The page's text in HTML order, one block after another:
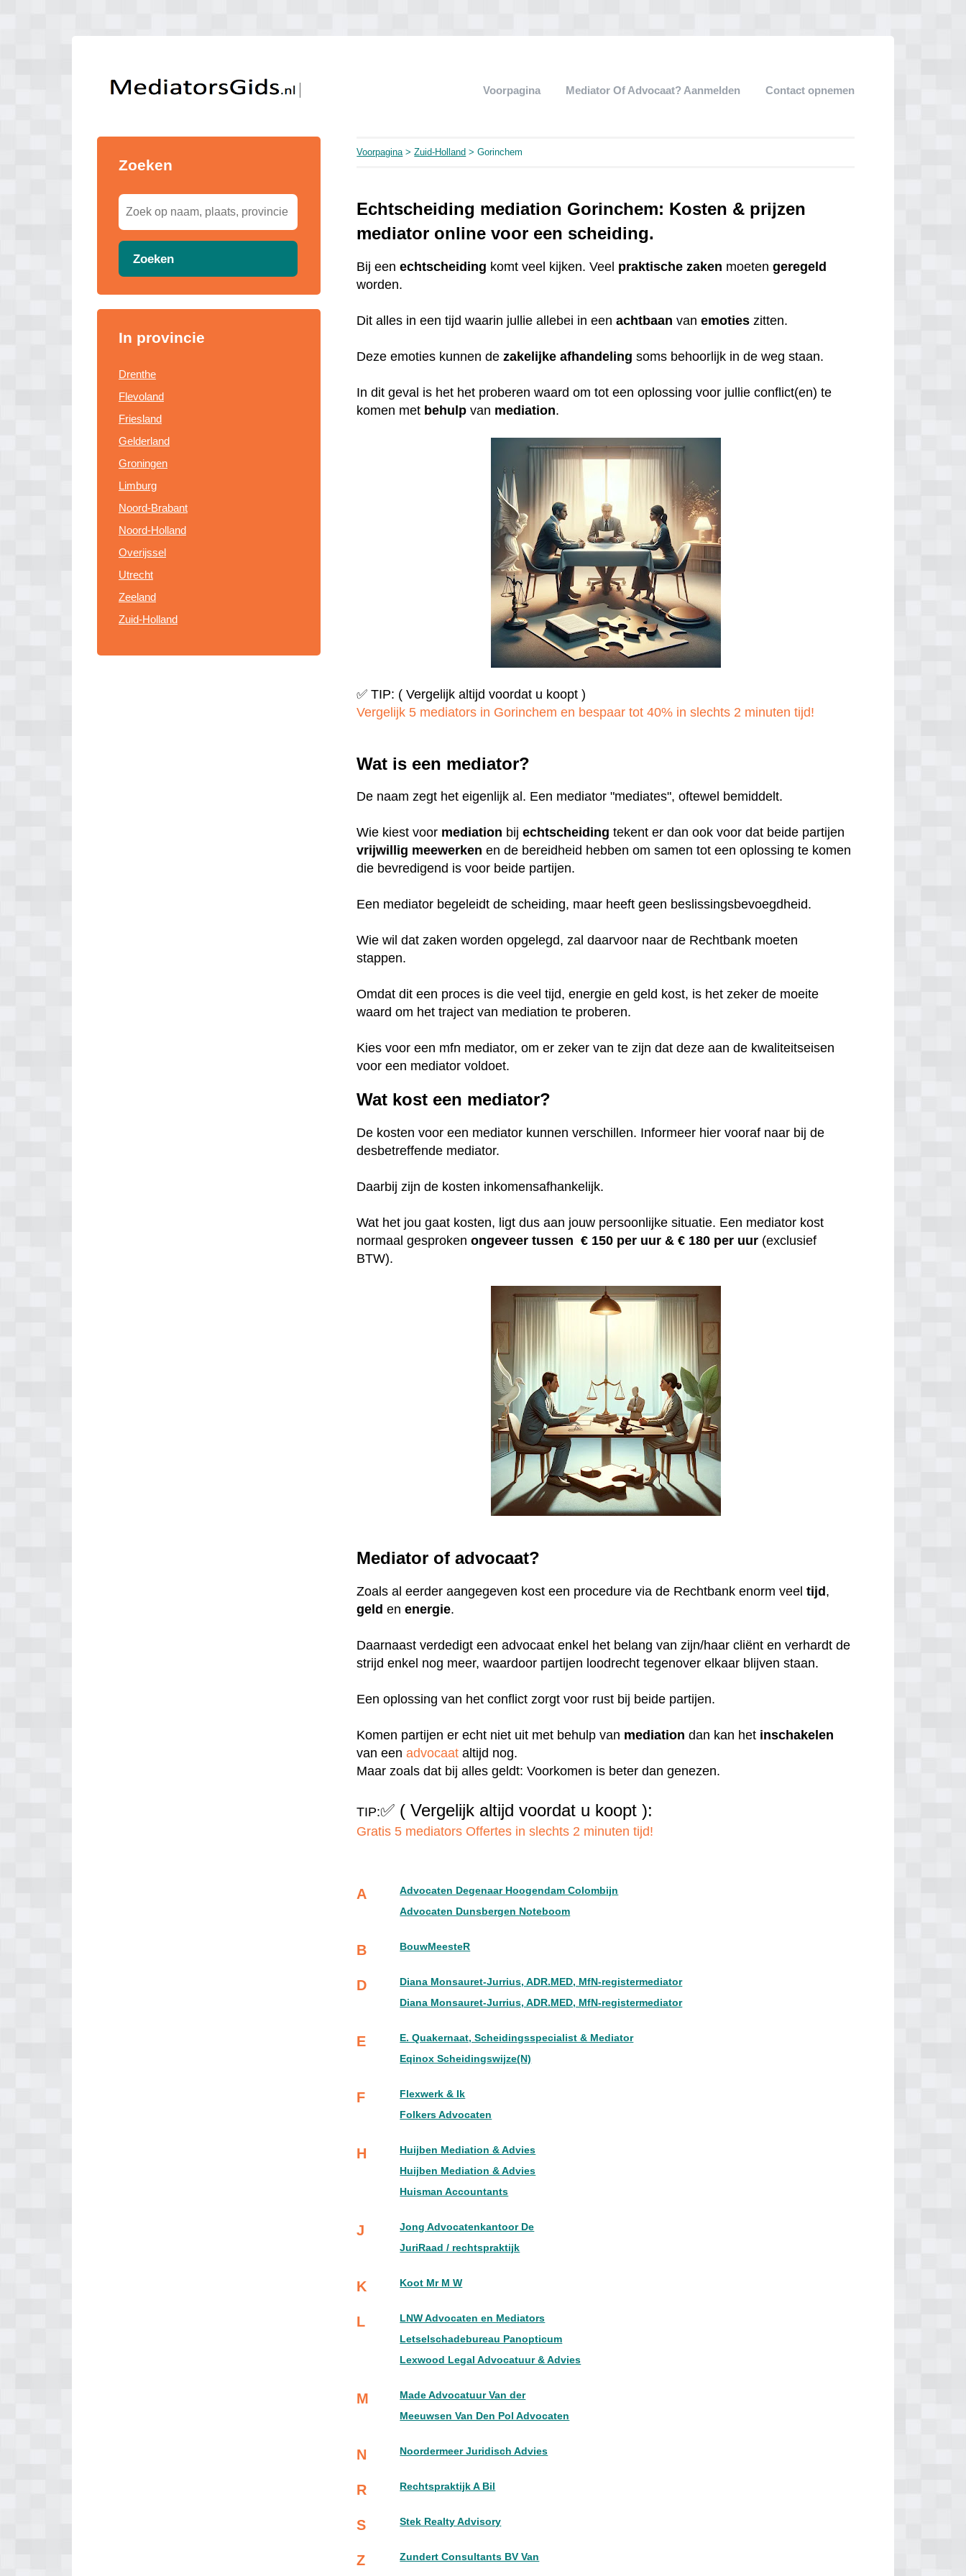
Voorpagina Mediator Of Advocaat? Aanmelden Contact opnemen
Zoeken
Zoeken
In provincie
Drenthe
Flevoland
Friesland
Gelderland
Groningen
Limburg
Noord-Brabant
Noord-Holland
Overijssel
Utrecht
Zeeland
Zuid-Holland
Voorpagina>Zuid-Holland > Gorinchem
Echtscheiding mediation Gorinchem: Kosten & prijzen
mediator online voor een scheiding.
Bij eenechtscheiding komt veel kijken. Veel praktische zaken moetengeregeld
worden.
Dit alles in een tijd waarin jullie allebei in eenachtbaan vanemoties zitten.
Deze emoties kunnen dezakelijke afhandeling soms behoorlijk in de weg staan.
In dit geval is het het proberen waard om tot een oplossing voor jullie conflict(en) te
komen met behulp van mediation.
✅ TIP: ( Vergelijk altijd voordat u koopt )
Vergelijk 5 mediators in Gorinchem en bespaar tot 40% in slechts 2 minuten tijd!
Wat is een mediator?
De naam zegt het eigenlijk al. Een mediator "mediates", oftewel bemiddelt.
Wie kiest voor mediation bijechtscheiding tekent er dan ook voor dat beide partijen
vrijwillig meewerken en de bereidheid hebben om samen tot een oplossing te komen
die bevredigend is voor beide partijen.
Een mediator begeleidt de scheiding, maar heeft geen beslissingsbevoegdheid.
Wie wil dat zaken worden opgelegd, zal daarvoor naar de Rechtbank moeten
stappen.
Omdat dit een proces is die veel tijd, energie en geld kost, is het zeker de moeite
waard om het traject van mediation te proberen.
Kies voor een mfn mediator, om er zeker van te zijn dat deze aan de kwaliteitseisen
voor een mediator voldoet.
Wat kost een mediator?
De kosten voor een mediator kunnen verschillen. Informeer hier vooraf naar bij de
desbetreffende mediator.
Daarbij zijn de kosten inkomensafhankelijk.
Wat het jou gaat kosten, ligt dus aan jouw persoonlijke situatie. Een mediator kost
normaal gesprokenongeveer tussen € 150 per uur &€ 180 per uur (exclusief
BTW).
Mediator of advocaat?
Zoals al eerder aangegeven kost een procedure via de Rechtbank enorm veeltijd,
geld enenergie.
Daarnaast verdedigt een advocaat enkel het belang van zijn/haar cliënt en verhardt de
strijd enkel nog meer, waardoor partijen loodrecht tegenover elkaar blijven staan.
Een oplossing van het conflict zorgt voor rust bij beide partijen.
Komen partijen er echt niet uit met behulp van mediation dan kan het inschakelen
van eenadvocaat altijd nog.
Maar zoals dat bij alles geldt: Voorkomen is beter dan genezen.
TIP:✅ ( Vergelijk altijd voordat u koopt ):
Gratis 5 mediators Offertes in slechts 2 minuten tijd!
A
Advocaten Degenaar Hoogendam Colombijn
Advocaten Dunsbergen Noteboom
B BouwMeesteR
D
Diana Monsauret-Jurrius, ADR.MED, MfN-registermediator
Diana Monsauret-Jurrius, ADR.MED, MfN-registermediator
E
E. Quakernaat, Scheidingsspecialist & Mediator
Eqinox Scheidingswijze(N)
F
Flexwerk & Ik
Folkers Advocaten
H
Huijben Mediation & Advies
Huijben Mediation & Advies
Huisman Accountants
J
Jong Advocatenkantoor De
JuriRaad / rechtspraktijk
K Koot Mr M W
L
LNW Advocaten en Mediators
Letselschadebureau Panopticum
Lexwood Legal Advocatuur & Advies
M
Made Advocatuur Van der
Meeuwsen Van Den Pol Advocaten
N Noordermeer Juridisch Advies
R Rechtspraktijk A Bil
S Stek Realty Advisory
Z Zundert Consultants BV Van